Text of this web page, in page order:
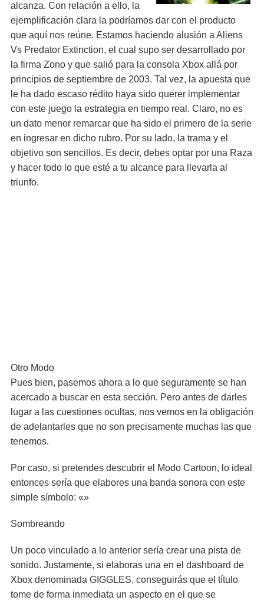
alcanza. Con relación a ello, la
ejemplificación clara la podríamos dar con el producto
que aquí nos reúne. Estamos haciendo alusión a Aliens
Vs Predator Extinction, el cual supo ser desarrollado por
la firma Zono y que salió para la consola Xbox allá por
principios de septiembre de 2003. Tal vez, la apuesta que
le ha dado escaso rédito haya sido querer implementar
con este juego la estrategia en tiempo real. Claro, no es
un dato menor remarcar que ha sido el primero de la serie
en ingresar en dicho rubro. Por su lado, la trama y el
objetivo son sencillos. Es decir, debes optar por una Raza
y hacer todo lo que esté a tu alcance para llevarla al
triunfo.
Otro Modo
Pues bien, pasemos ahora a lo que seguramente se han
acercado a buscar en esta sección. Pero antes de darles
lugar a las cuestiones ocultas, nos vemos en la obligación
de adelantarles que no son precisamente muchas las que
tenemos.
Por caso, si pretendes descubrir el Modo Cartoon, lo ideal
entonces sería que elabores una banda sonora con este
simple símbolo: «»
Sombreando
Un poco vinculado a lo anterior sería crear una pista de
sonido. Justamente, si elaboras una en el dashboard de
Xbox denominada GIGGLES, conseguirás que el título
tome de forma inmediata un aspecto en el que se